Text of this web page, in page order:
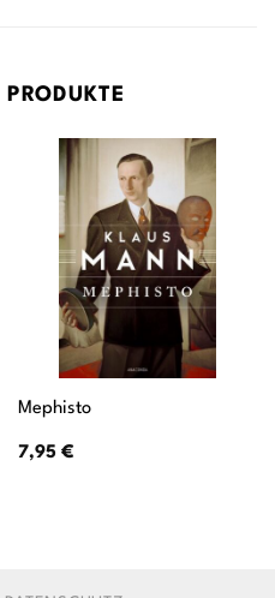
Mephisto
7,95 €